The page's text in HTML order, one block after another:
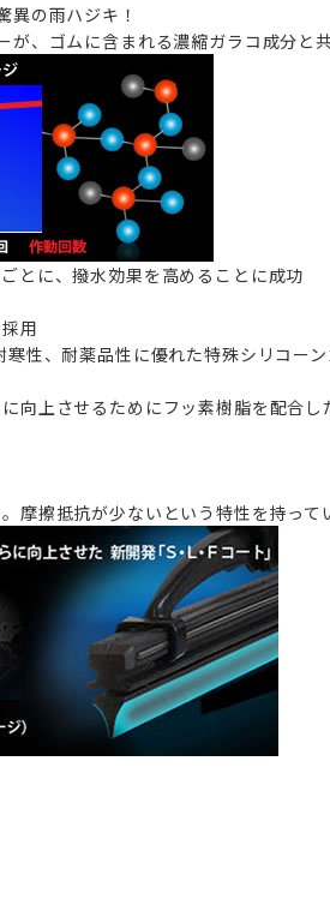
異の雨ハジキ！
、ゴムに含まれる濃縮ガラコ成分と
とに、撥水効果を高めることに成功
用
性、耐薬品性に優れた特殊シリコーン
上させるためにフッ素樹脂を配合
摩擦抵抗が少ないという特性を持って